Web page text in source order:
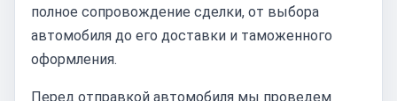
полное сопровождение сделки, от выбора
автомобиля до его доставки и таможенного
оформления.
Перед отправкой автомобиля мы проведем